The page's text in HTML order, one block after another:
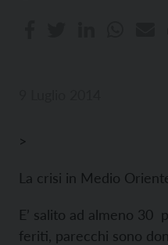
>
La crisi in Medio
E’ salito ad almeno 30
feriti, parecchi sono